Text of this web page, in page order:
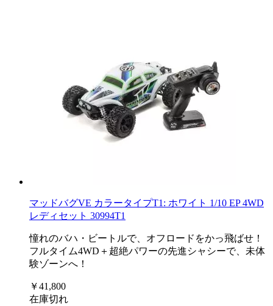
マッドバグVE カラータイプT1: ホワイト 1/10 EP 4WD
レディセット 30994T1
憧れのバハ・ビートルで、オフロードをかっ飛ばせ！
フルタイム4WD＋超絶パワーの先進シャシーで、未体
験ゾーンへ！
￥41,800
在庫切れ